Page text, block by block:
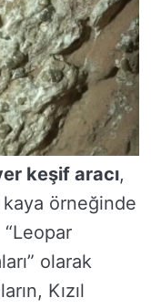
keşif aracı,
kaya örneğinde
olarak
Kızıl